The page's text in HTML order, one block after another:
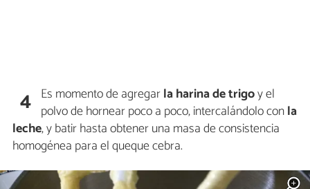
4 Es momento de agregarla harina de trigoy el
polvo de hornear poco a poco, intercalándolo conla
leche, y batir hasta obtener una masa de consistencia
homogénea para el queque cebra.